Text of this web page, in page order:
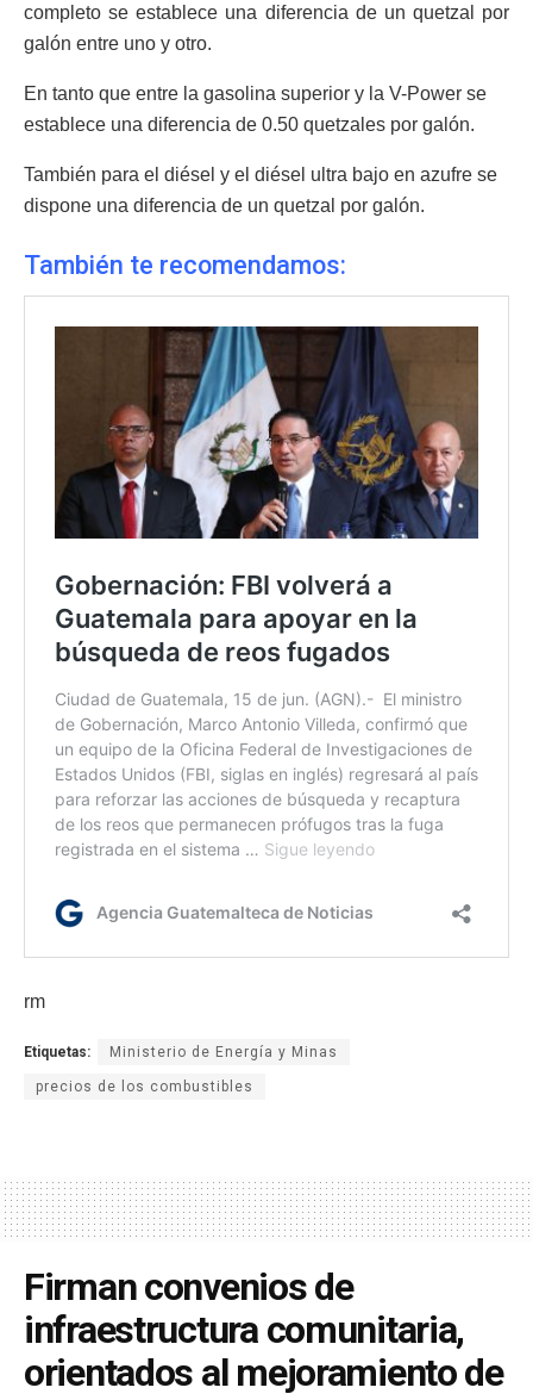
completo se establece una diferencia de un quetzal por
galón entre uno y otro.
En tanto que entre la gasolina superior y la V-Power se
establece una diferencia de 0.50 quetzales por galón.
También para el diésel y el diésel ultra bajo en azufre se
dispone una diferencia de un quetzal por galón.
También te recomendamos:
rm
Etiquetas: Ministerio de Energía y Minas
precios de los combustibles
Firman convenios de
infraestructura comunitaria,
orientados al mejoramiento de